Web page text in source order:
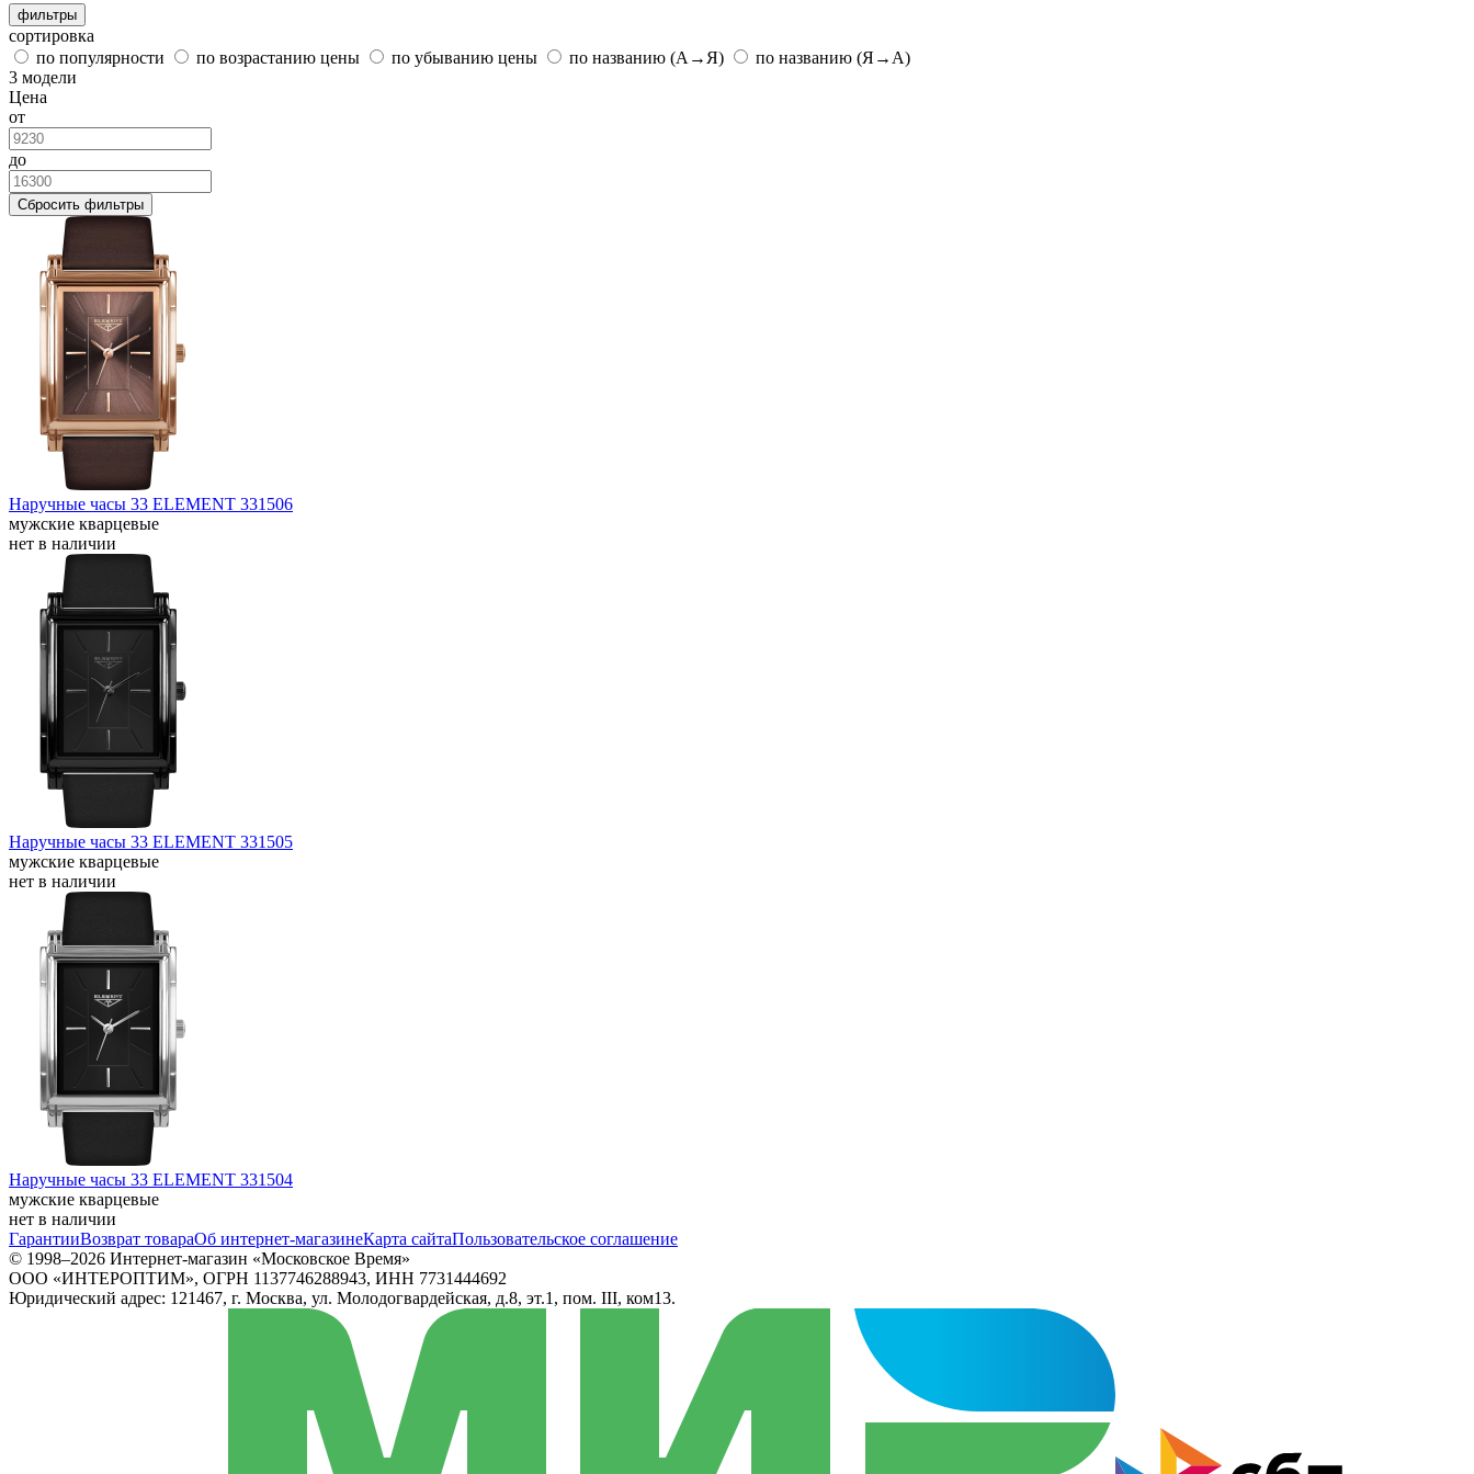
фильтры
сортировка
по популярности
по возрастанию цены по убыванию цены по названию (А→Я)
по названию (Я→А)
3 модели
Цена
от
до
Сбросить фильтры
Наручные часы 33 ELEMENT 331506
мужские кварцевые
нет в наличии
Наручные часы 33 ELEMENT 331505
мужские кварцевые
нет в наличии
Наручные часы 33 ELEMENT 331504
мужские кварцевые
нет в наличии
ГарантииВозврат товараОб интернет-магазинеКарта сайтаПользовательское соглашение
© 1998–2026 Интернет-магазин «Московское Время»
ООО «ИНТЕРОПТИМ», ОГРН 1137746288943, ИНН 7731444692
Юридический адрес: 121467, г. Москва, ул. Молодогвардейская, д.8, эт.1, пом. III, ком13.